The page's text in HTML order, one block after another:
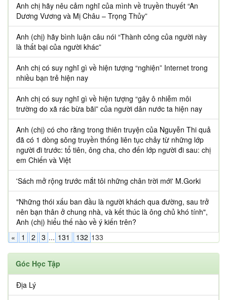
Anh chị hãy nêu cảm nghĩ của mình về truyền thuyết “An
Dương Vương và Mị Châu – Trọng Thủy”
Anh (chị) hãy bình luận câu nói “Thành công của người này
là thất bại của người khác”
Anh chị có suy nghĩ gì về hiện tượng “nghiện” Internet trong
nhiều bạn trẻ hiện nay
Anh chị có suy nghĩ gì về hiện tượng “gây ô nhiễm môi
trường do xã rác bừa bãi” của người dân nước ta hiện nay
Anh (chị) có cho rằng trong thiên truyện của Nguyễn Thi quả
đã có 1 dòng sông truyền thống liên tục chảy từ những lớp
người đi trước: tổ tiên, ông cha, cho đến lớp người đi sau: chị
em Chiến và Việt
'Sách mở rộng trước mắt tôi những chân trời mới' M.Gorki
"Những thói xấu ban đầu là người khách qua đường, sau trở
nên bạn thân ở chung nhà, và kết thúc là ông chủ khó tính",
Anh (chị) hiểu thế nào về ý kiến trên?
«
1 2 3 ... 131 132 133
Góc Học Tập
Địa Lý